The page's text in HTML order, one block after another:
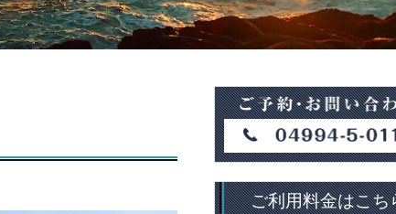
ご利用料金はこち